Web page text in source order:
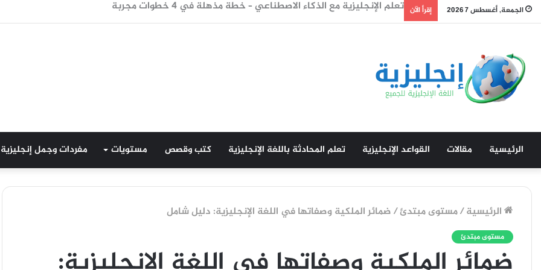
الجمعة, أغسطس 7 2026 إقرأ الآن تعلم الانجليزية من الافلام: خطة مذهلة خلال 6 شهور – مجرب وفعال
الرئيسية مقالات القواعد الإنجليزية تعلم المحادثة باللغة الإنجليزية كتب وقصص مستويات مفردات وجمل إنجليزية
الرئيسية/مستوى مبتدئ/ضمائر الملكية وصفاتها في اللغة الإنجليزية: دليل شامل
مستوى مبتدئ